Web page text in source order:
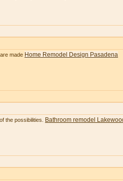
made Home Remodel Design Pasadena
the possibilities. Bathroom remodel